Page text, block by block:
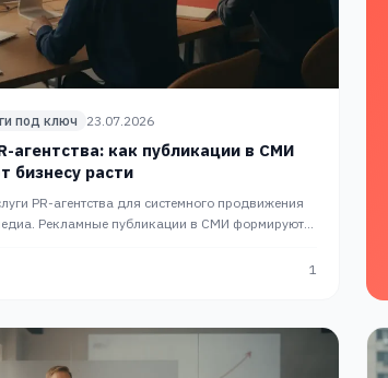
под ключ 23.07.2026
агентства: как публикации в СМИ
бизнесу расти
PR-агентства для системного продвижения
Рекламные публикации в СМИ формируют
1